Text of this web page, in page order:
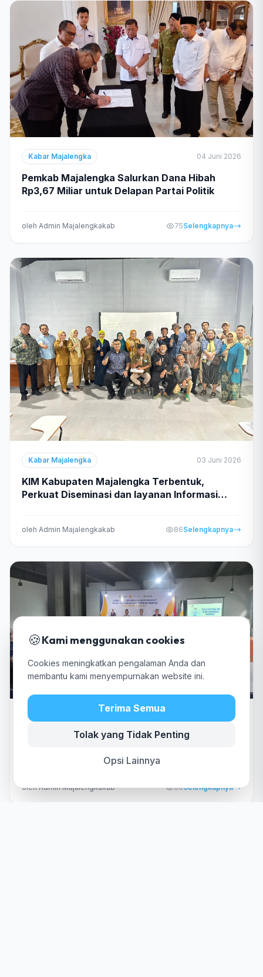
Kabar Majalengka 04 Juni 2026
Pemkab Majalengka Salurkan Dana Hibah
Rp3,67 Miliar untuk Delapan Partai Politik
oleh Admin Majalengkakab 75Selengkapnya
Kabar Majalengka 03 Juni 2026
KIM Kabupaten Majalengka Terbentuk,
Perkuat Diseminasi dan layanan Informasi
oleh Admin Majalengkakab 86Selengkapnya
Kabar Majalengka 03 Juni 2026
Diskominfo Jabar Dorong Komunitas Informasi
oleh Admin Majalengkakab 80Selengkapnya
🍪Kami menggunakan cookies
Cookies meningkatkan pengalaman Anda dan
membantu kami menyempurnakan website ini.
Terima Semua
Tolak yang Tidak Penting
Opsi Lainnya